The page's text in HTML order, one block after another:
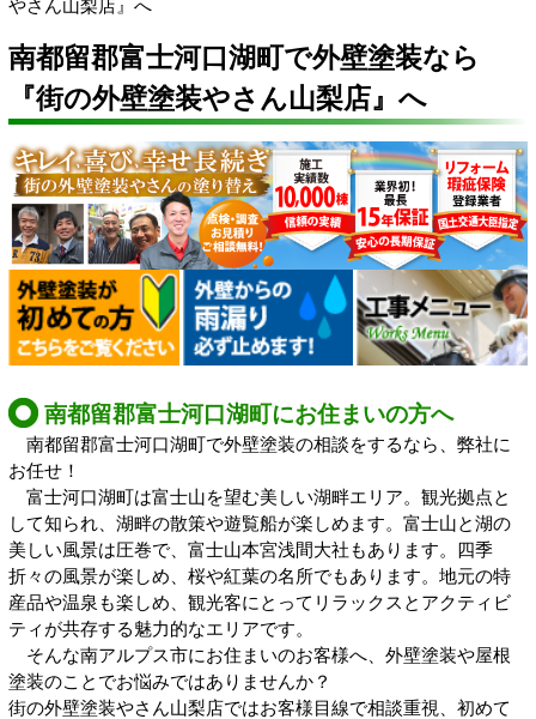
やさん山梨店』へ
南都留郡富士河口湖町で外壁塗装なら
『街の外壁塗装やさん山梨店』へ
南都留郡富士河口湖町にお住まいの方へ
南都留郡富士河口湖町で外壁塗装の相談をするなら、弊社に
お任せ！
富士河口湖町は富士山を望む美しい湖畔エリア。観光拠点と
して知られ、湖畔の散策や遊覧船が楽しめます。富士山と湖の
美しい風景は圧巻で、富士山本宮浅間大社もあります。四季
折々の風景が楽しめ、桜や紅葉の名所でもあります。地元の特
産品や温泉も楽しめ、観光客にとってリラックスとアクティビ
ティが共存する魅力的なエリアです。
そんな南アルプス市にお住まいのお客様へ、外壁塗装や屋根
塗装のことでお悩みではありませんか？
街の外壁塗装やさん山梨店ではお客様目線で相談重視、初めて